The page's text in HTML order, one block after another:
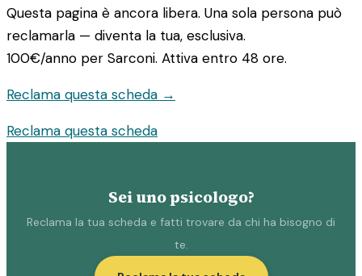
Questa pagina è ancora libera. Una sola persona può
reclamarla — diventa la tua, esclusiva.
100€/anno per Sarconi. Attiva entro 48 ore.
Reclama questa scheda →
Reclama questa scheda
Sei uno psicologo?
Reclama la tua scheda e fatti trovare da chi ha bisogno di
te.